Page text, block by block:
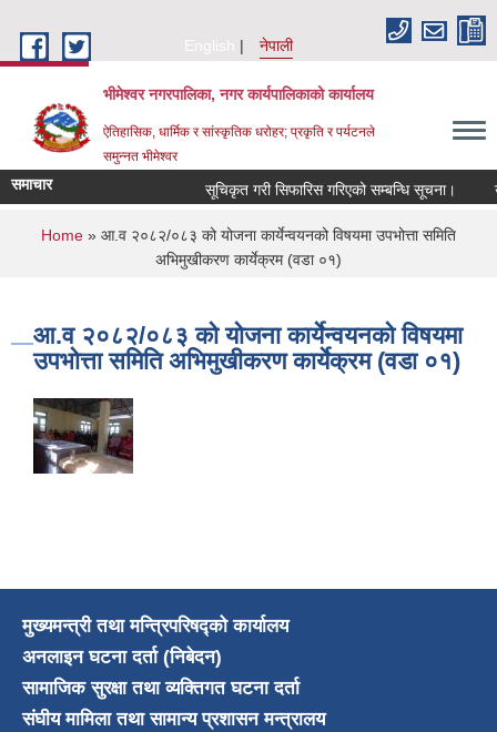
English
नेपाली
भीमेश्वर नगरपालिका, नगर कार्यपालिकाको कार्यालय
ऐतिहासिक, धार्मिक र सांस्कृतिक धरोहर; प्रकृति र पर्यटनले
समुन्नत भीमेश्वर
समाचार सूचिकृत गरी सिफारिस गरिएको सम्बन्धि सूचना।
You are here
Home » आ.व २०८२/०८३ को योजना कार्येन्वयनको विषयमा उपभोत्ता समिति
अभिमुखीकरण कार्येक्रम (वडा ०१)
आ.व २०८२/०८३ को योजना कार्येन्वयनको विषयमा
उपभोत्ता समिति अभिमुखीकरण कार्येक्रम (वडा ०१)
मुख्यमन्त्री तथा मन्त्रिपरिषद्को कार्यालय
अनलाइन घटना दर्ता (निबेदन)
सामाजिक सुरक्षा तथा व्यक्तिगत घटना दर्ता
संघीय मामिला तथा सामान्य प्रशासन मन्त्रालय